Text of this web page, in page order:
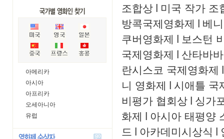
아메리카
아시아
아프리카
오세아니아
유럽
조합상 l 미국 작가 조
방콕국제영화제 l 베
쿠버영화제 l 보스턴
국제영화제 l 산타바
란시스코 국제영화제 l
니 영화제 l 시애틀 국
비평가 협회상 l 싱가
화제 l 아시아 태평양
드 l 아카데미시상식 l